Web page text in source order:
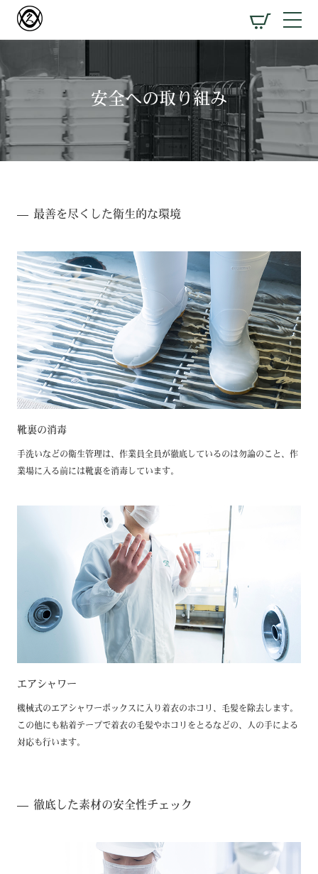
安全への取り組み
最善を尽くした衛生的な環境
靴裏の消毒
手洗いなどの衛生管理は、作業員全員が徹底しているのは勿論のこと、作
業場に入る前には靴裏を消毒しています。
エアシャワー
機械式のエアシャワーボックスに入り着衣のホコリ、毛髪を除去します。
この他にも粘着テープで着衣の毛髪やホコリをとるなどの、人の手による
対応も行います。
徹底した素材の安全性チェック